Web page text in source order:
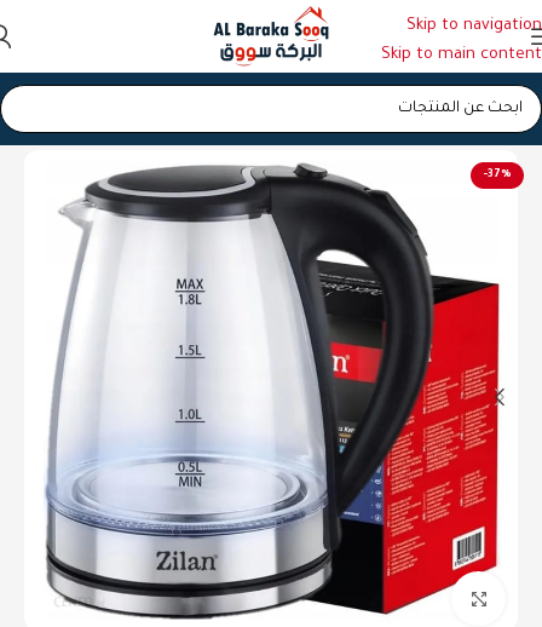
Skip to navigation
Skip to main content
الرئيسية/سخانات ماء
-37%
Click to enlarge